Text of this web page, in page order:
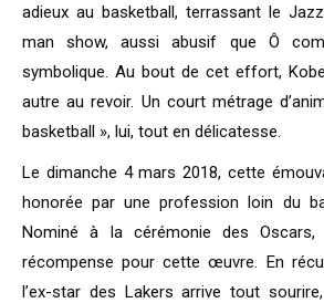
adieux au basketball, terrassant le
man show, aussi abusif que Ô
symbolique. Au bout de cet effort,
autre au revoir. Un court métrage
basketball », lui, tout en délicatesse.
Le dimanche 4 mars 2018, cette
honorée par une profession loin du
Nominé à la cérémonie des Oscars,
récompense pour cette œuvre. En
l’ex-star des Lakers arrive tout